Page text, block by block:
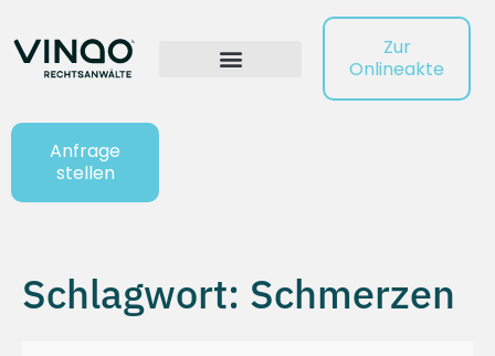
Zur
Onlineakte
Anfrage
stellen
Schlagwort: Schmerzen